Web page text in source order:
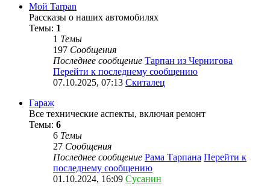
Мой Tarpan
Рассказы о наших автомобилях
Темы: 1
1 Темы
197 Сообщения
Последнее сообщение Тарпан из Чернигова
Перейти к последнему сообщению
07.10.2025, 07:13 Скиталец
Гараж
Все технические аспекты, включая ремонт
Темы: 6
6 Темы
27 Сообщения
Последнее сообщение Рама Тарпана Перейти к
последнему сообщению
01.10.2024, 16:09 Сусанин